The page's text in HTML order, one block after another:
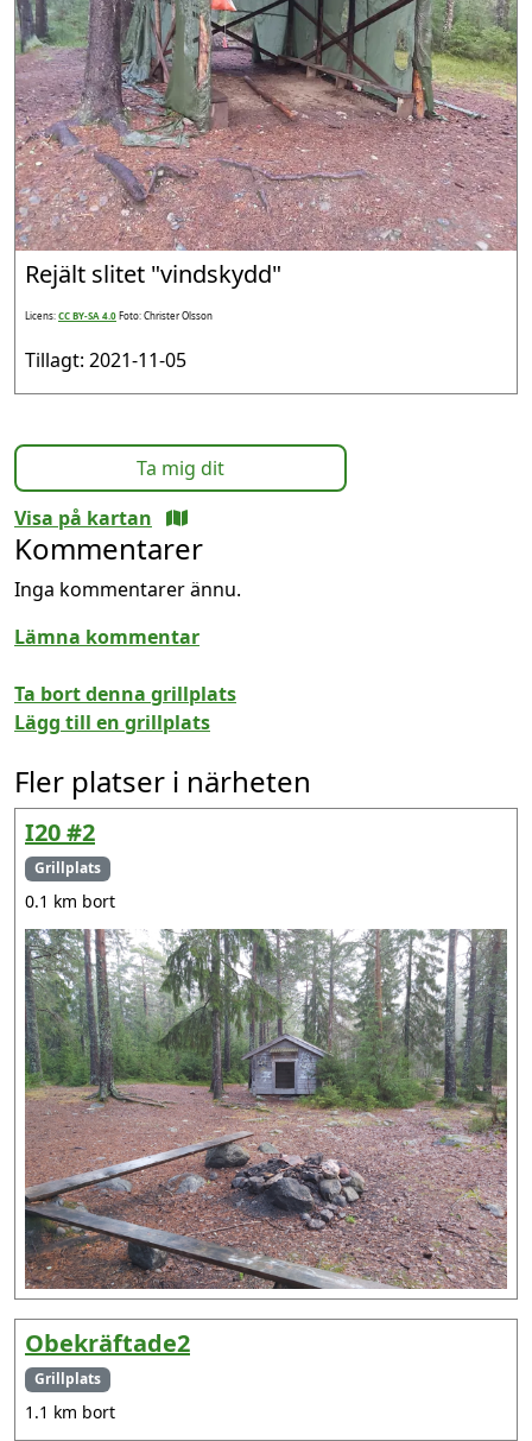
Rejält slitet "vindskydd"
Licens:CC BY-SA 4.0 Foto: Christer Olsson
Tillagt: 2021-11-05
Ta mig dit
Visa på kartan
Kommentarer
Inga kommentarer ännu.
Lämna kommentar
Ta bort denna grillplats
Lägg till en grillplats
Fler platser i närheten
I20 #2
Grillplats
0.1 km bort
Obekräftade2
Grillplats
1.1 km bort